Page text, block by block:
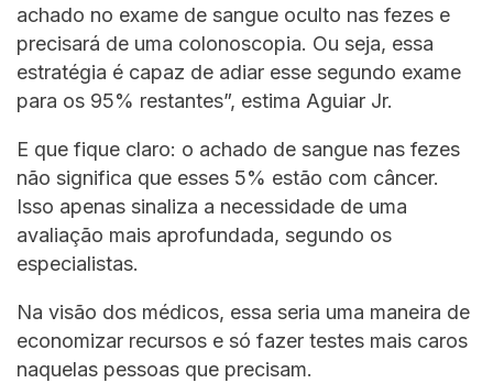
achado no exame de sangue oculto nas fezes e
precisará de uma colonoscopia. Ou seja, essa
estratégia é capaz de adiar esse segundo exame
para os 95% restantes”, estima Aguiar Jr.
E que fique claro: o achado de sangue nas fezes
não significa que esses 5% estão com câncer.
Isso apenas sinaliza a necessidade de uma
avaliação mais aprofundada, segundo os
especialistas.
Na visão dos médicos, essa seria uma maneira de
economizar recursos e só fazer testes mais caros
naquelas pessoas que precisam.